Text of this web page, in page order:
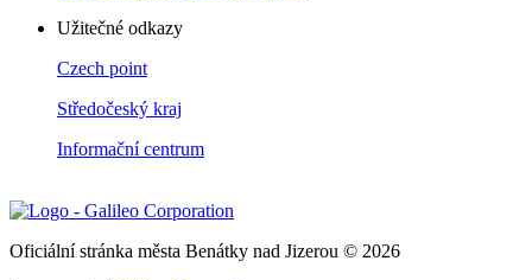
Užitečné odkazy
Czech point
Středočeský kraj
Informační centrum
Oficiální stránka města Benátky nad Jizerou © 2026